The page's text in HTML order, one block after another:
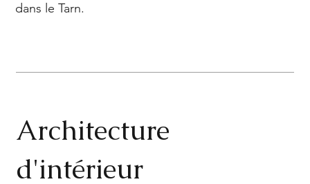
dans le Tarn.
Architecture
d'intérieur